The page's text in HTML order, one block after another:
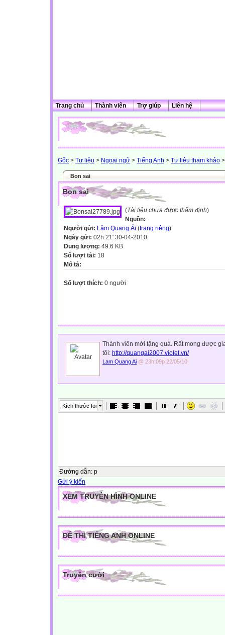
Trang chủ Thành viên Trợ giúp Liên hệ
Gốc > Tư liệu > Ngoại ngữ > Tiếng Anh > Tư liệu tham khảo >
Bon sai
Bon sai
(Tài liệu chưa được thẩm định)
Nguồn:
Người gửi: Lâm Quang Ái (trang riêng)
Ngày gửi: 02h:21' 30-04-2010
Dung lượng: 49.6 KB
Số lượt tải: 18
Mô tả:
Số lượt thích: 0 người
Thành viên mới tặng quà. Rất mong được
tôi: http://quangai2007.violet.vn/
Lam Quang Ai @ 23h:09p 22/05/10
Kích thước font
Đường dẫn: p
Gửi ý kiến
XEM TRUYỀN HÌNH ONLINE
ĐỀ THI TIẾNG ANH ONLINE
Truyện cười